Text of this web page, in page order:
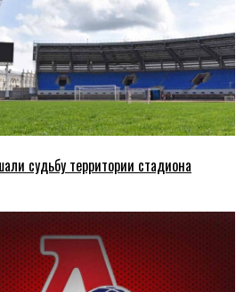
судьбу территории стадиона